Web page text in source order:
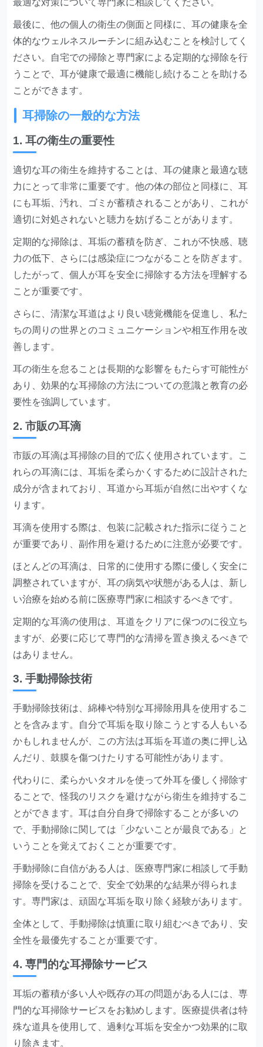
最適な対策について専門家に相談してください。
最後に、他の個人の衛生の側面と同様に、耳の健康を全
体的なウェルネスルーチンに組み込むことを検討してく
ださい。自宅での掃除と専門家による定期的な掃除を行
うことで、耳が健康で最適に機能し続けることを助ける
ことができます。
耳掃除の一般的な方法
1. 耳の衛生の重要性
適切な耳の衛生を維持することは、耳の健康と最適な聴
力にとって非常に重要です。他の体の部位と同様に、耳
にも耳垢、汚れ、ゴミが蓄積されることがあり、これが
適切に対処されないと聴力を妨げることがあります。
定期的な掃除は、耳垢の蓄積を防ぎ、これが不快感、聴
力の低下、さらには感染症につながることを防ぎます。
したがって、個人が耳を安全に掃除する方法を理解する
ことが重要です。
さらに、清潔な耳道はより良い聴覚機能を促進し、私た
ちの周りの世界とのコミュニケーションや相互作用を改
善します。
耳の衛生を怠ることは長期的な影響をもたらす可能性が
あり、効果的な耳掃除の方法についての意識と教育の必
要性を強調しています。
2. 市販の耳滴
市販の耳滴は耳掃除の目的で広く使用されています。こ
れらの耳滴には、耳垢を柔らかくするために設計された
成分が含まれており、耳道から耳垢が自然に出やすくな
ります。
耳滴を使用する際は、包装に記載された指示に従うこと
が重要であり、副作用を避けるために注意が必要です。
ほとんどの耳滴は、日常的に使用する際に優しく安全に
調整されていますが、耳の病気や状態がある人は、新し
い治療を始める前に医療専門家に相談するべきです。
定期的な耳滴の使用は、耳道をクリアに保つのに役立ち
ますが、必要に応じて専門的な清掃を置き換えるべきで
はありません。
3. 手動掃除技術
手動掃除技術は、綿棒や特別な耳掃除用具を使用するこ
とを含みます。自分で耳垢を取り除こうとする人もいる
かもしれませんが、この方法は耳垢を耳道の奥に押し込
んだり、鼓膜を傷つけたりする可能性があります。
代わりに、柔らかいタオルを使って外耳を優しく掃除す
ることで、怪我のリスクを避けながら衛生を維持するこ
とができます。耳は自分自身で掃除することが多いの
で、手動掃除に関しては「少ないことが最良である」と
いうことを覚えておくことが重要です。
手動掃除に自信がある人は、医療専門家に相談して手動
掃除を受けることで、安全で効果的な結果が得られま
す。専門家は、頑固な耳垢を取り除く経験があります。
全体として、手動掃除は慎重に取り組むべきであり、安
全性を最優先することが重要です。
4. 専門的な耳掃除サービス
耳垢の蓄積が多い人や既存の耳の問題がある人には、専
門的な耳掃除サービスをお勧めします。医療提供者は特
殊な道具を使用して、過剰な耳垢を安全かつ効果的に取
り除きます。